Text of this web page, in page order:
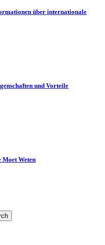
über internationale
und Vorteile
Moet Weten